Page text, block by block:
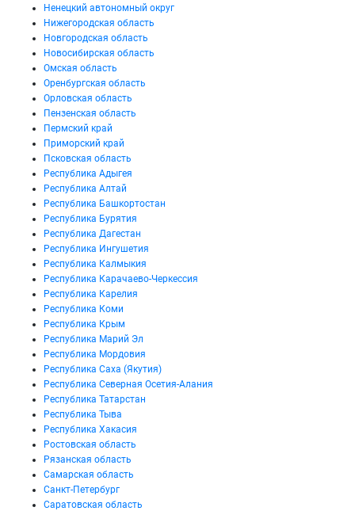
Ненецкий автономный округ
Нижегородская область
Новгородская область
Новосибирская область
Омская область
Оренбургская область
Орловская область
Пензенская область
Пермский край
Приморский край
Псковская область
Республика Адыгея
Республика Алтай
Республика Башкортостан
Республика Бурятия
Республика Дагестан
Республика Ингушетия
Республика Калмыкия
Республика Карачаево-Черкессия
Республика Карелия
Республика Коми
Республика Крым
Республика Марий Эл
Республика Мордовия
Республика Саха (Якутия)
Республика Северная Осетия-Алания
Республика Татарстан
Республика Тыва
Республика Хакасия
Ростовская область
Рязанская область
Самарская область
Санкт-Петербург
Саратовская область